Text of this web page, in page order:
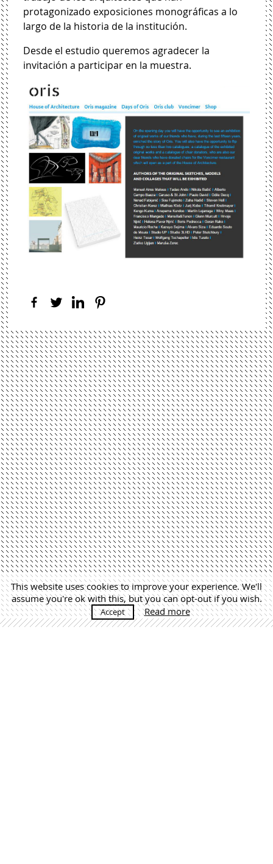
protagonizado exposiciones monográficas a lo
largo de la historia de la institución.
Desde el estudio queremos agradecer la
invitación a participar en la muestra.
This website uses cookies to improve your experience. We'll
assume you're ok with this, but you can opt-out if you wish.
Accept Read more